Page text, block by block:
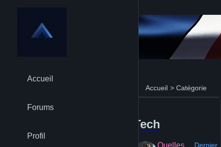
Accueil > Catégorie
Accueil
Forums
Profil
Tech
Quelles
Dernier